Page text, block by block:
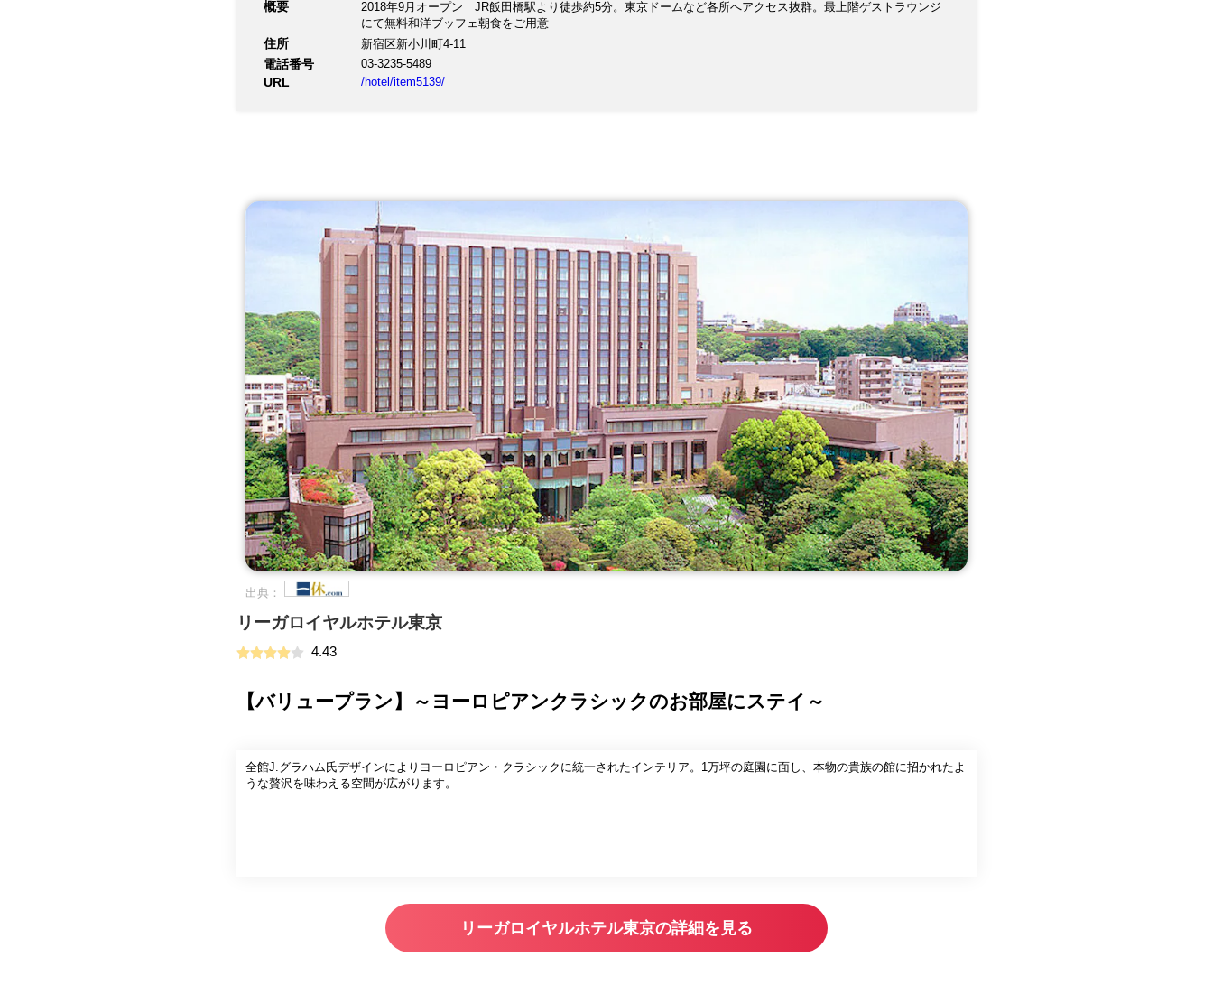
概要
2018年9月オープン JR飯田橋駅より徒歩約5分。東京ドームなど各所へアクセス抜群。最上階ゲストラウンジ
にて無料和洋ブッフェ朝食をご用意
住所 新宿区新小川町4-11
電話番号 03-3235-5489
URL /hotel/item5139/
出典：
リーガロイヤルホテル東京
4.43
【バリュープラン】～ヨーロピアンクラシックのお部屋にステイ～
全館J.グラハム氏デザインによりヨーロピアン・クラシックに統一されたインテリア。1万坪の庭園に面し、本物の貴族の館に招かれたよ
うな贅沢を味わえる空間が広がります。
リーガロイヤルホテル東京の詳細を見る